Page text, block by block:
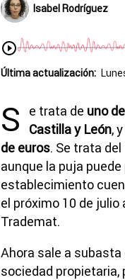
Isabel Rodríguez
Última actualización:
S e trata de uno
Castilla y León,
de euros. Se trata
aunque la puja
establecimiento
el próximo 10 de
Trademat.
Ahora sale a
sociedad